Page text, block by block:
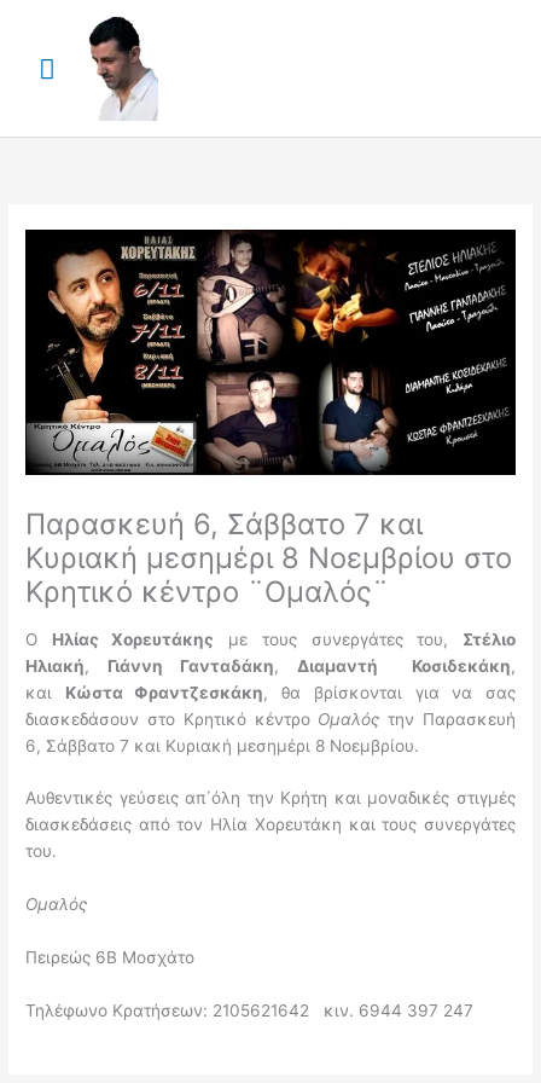
content
Main
Menu
Παρασκευή 6, Σάββατο 7 και
Κυριακή μεσημέρι 8 Νοεμβρίου στο
Κρητικό κέντρο ¨Ομαλός¨
Ο Ηλίας Χορευτάκης με τους συνεργάτες του, Στέλιο
Ηλιακή, Γιάννη Γανταδάκη, Διαμαντή Κοσιδεκάκη,
και Κώστα Φραντζεσκάκη, θα βρίσκονται για να σας
διασκεδάσουν στο Κρητικό κέντρο Ομαλός την Παρασκευή
6, Σάββατο 7 και Κυριακή μεσημέρι 8 Νοεμβρίου.
Αυθεντικές γεύσεις απ΄όλη την Κρήτη και μοναδικές στιγμές
διασκεδάσεις από τον Ηλία Χορευτάκη και τους συνεργάτες
του.
Ομαλός
Πειρεώς 6Β Μοσχάτο
Τηλέφωνο Κρατήσεων: 2105621642 κιν. 6944 397 247